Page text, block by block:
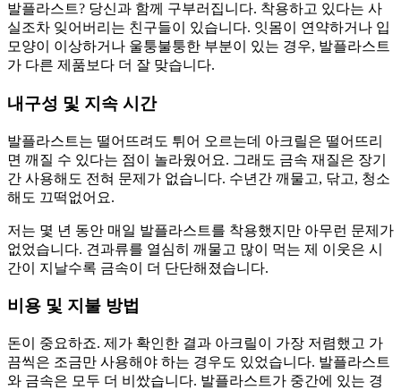
발플라스트? 당신과 함께 구부러집니다. 착용하고 있다는 사
실조차 잊어버리는 친구들이 있습니다. 잇몸이 연약하거나 입
모양이 이상하거나 울퉁불퉁한 부분이 있는 경우, 발플라스트
가 다른 제품보다 더 잘 맞습니다.
내구성 및 지속 시간
발플라스트는 떨어뜨려도 튀어 오르는데 아크릴은 떨어뜨리
면 깨질 수 있다는 점이 놀라웠어요. 그래도 금속 재질은 장기
간 사용해도 전혀 문제가 없습니다. 수년간 깨물고, 닦고, 청소
해도 끄떡없어요.
저는 몇 년 동안 매일 발플라스트를 착용했지만 아무런 문제가
없었습니다. 견과류를 열심히 깨물고 많이 먹는 제 이웃은 시
간이 지날수록 금속이 더 단단해졌습니다.
비용 및 지불 방법
돈이 중요하죠. 제가 확인한 결과 아크릴이 가장 저렴했고 가
끔씩은 조금만 사용해야 하는 경우도 있었습니다. 발플라스트
와 금속은 모두 더 비쌌습니다. 발플라스트가 중간에 있는 경